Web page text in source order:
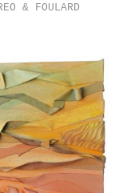
& FOULARD